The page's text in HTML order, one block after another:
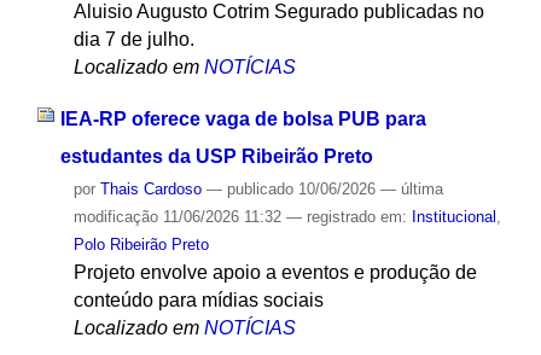
Aluisio Augusto Cotrim Segurado publicadas no
dia 7 de julho.
Localizado em NOTÍCIAS
IEA-RP oferece vaga de bolsa PUB para
estudantes da USP Ribeirão Preto
por Thais Cardoso — publicado10/06/2026 — última
modificação11/06/2026 11:32 — registrado em: Institucional ,
Polo Ribeirão Preto
Projeto envolve apoio a eventos e produção de
conteúdo para mídias sociais
Localizado em NOTÍCIAS